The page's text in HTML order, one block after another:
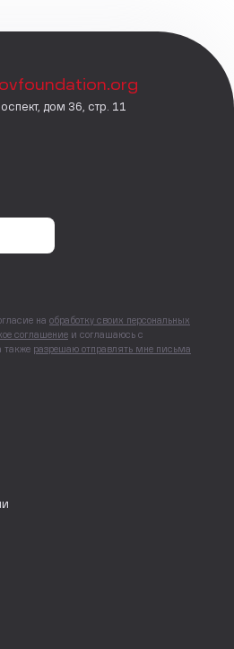
дом 36, стр. 11
на обработку своих персональных
соглашение и соглашаюсь с
также разрешаю отправлять мне письма